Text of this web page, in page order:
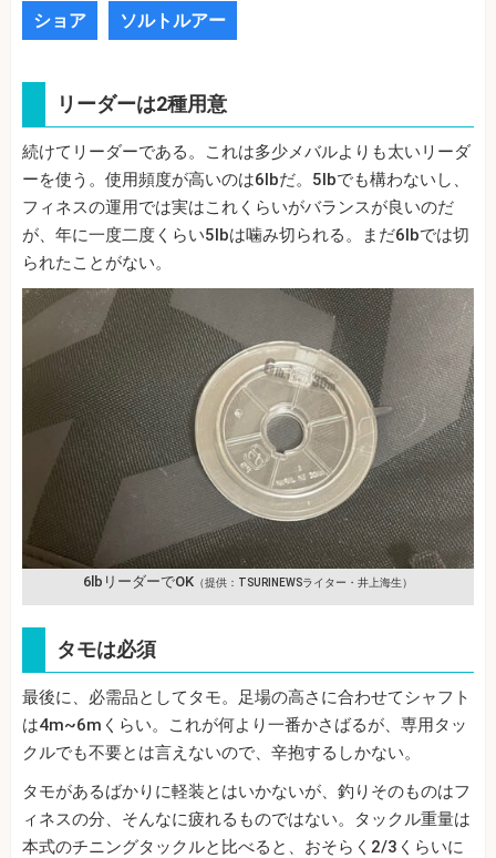
ショア ソルトルアー
リーダーは2種用意
続けてリーダーである。これは多少メバルよりも太いリーダ
ーを使う。使用頻度が高いのは6lbだ。5lbでも構わないし、
フィネスの運用では実はこれくらいがバランスが良いのだ
が、年に一度二度くらい5lbは噛み切られる。まだ6lbでは切
られたことがない。
6lbリーダーでOK （提供：TSURINEWSライター・井上海生）
タモは必須
最後に、必需品としてタモ。足場の高さに合わせてシャフト
は4m~6mくらい。これが何より一番かさばるが、専用タッ
クルでも不要とは言えないので、辛抱するしかない。
タモがあるばかりに軽装とはいかないが、釣りそのものはフ
ィネスの分、そんなに疲れるものではない。タックル重量は
本式のチニングタックルと比べると、おそらく2/3くらいに